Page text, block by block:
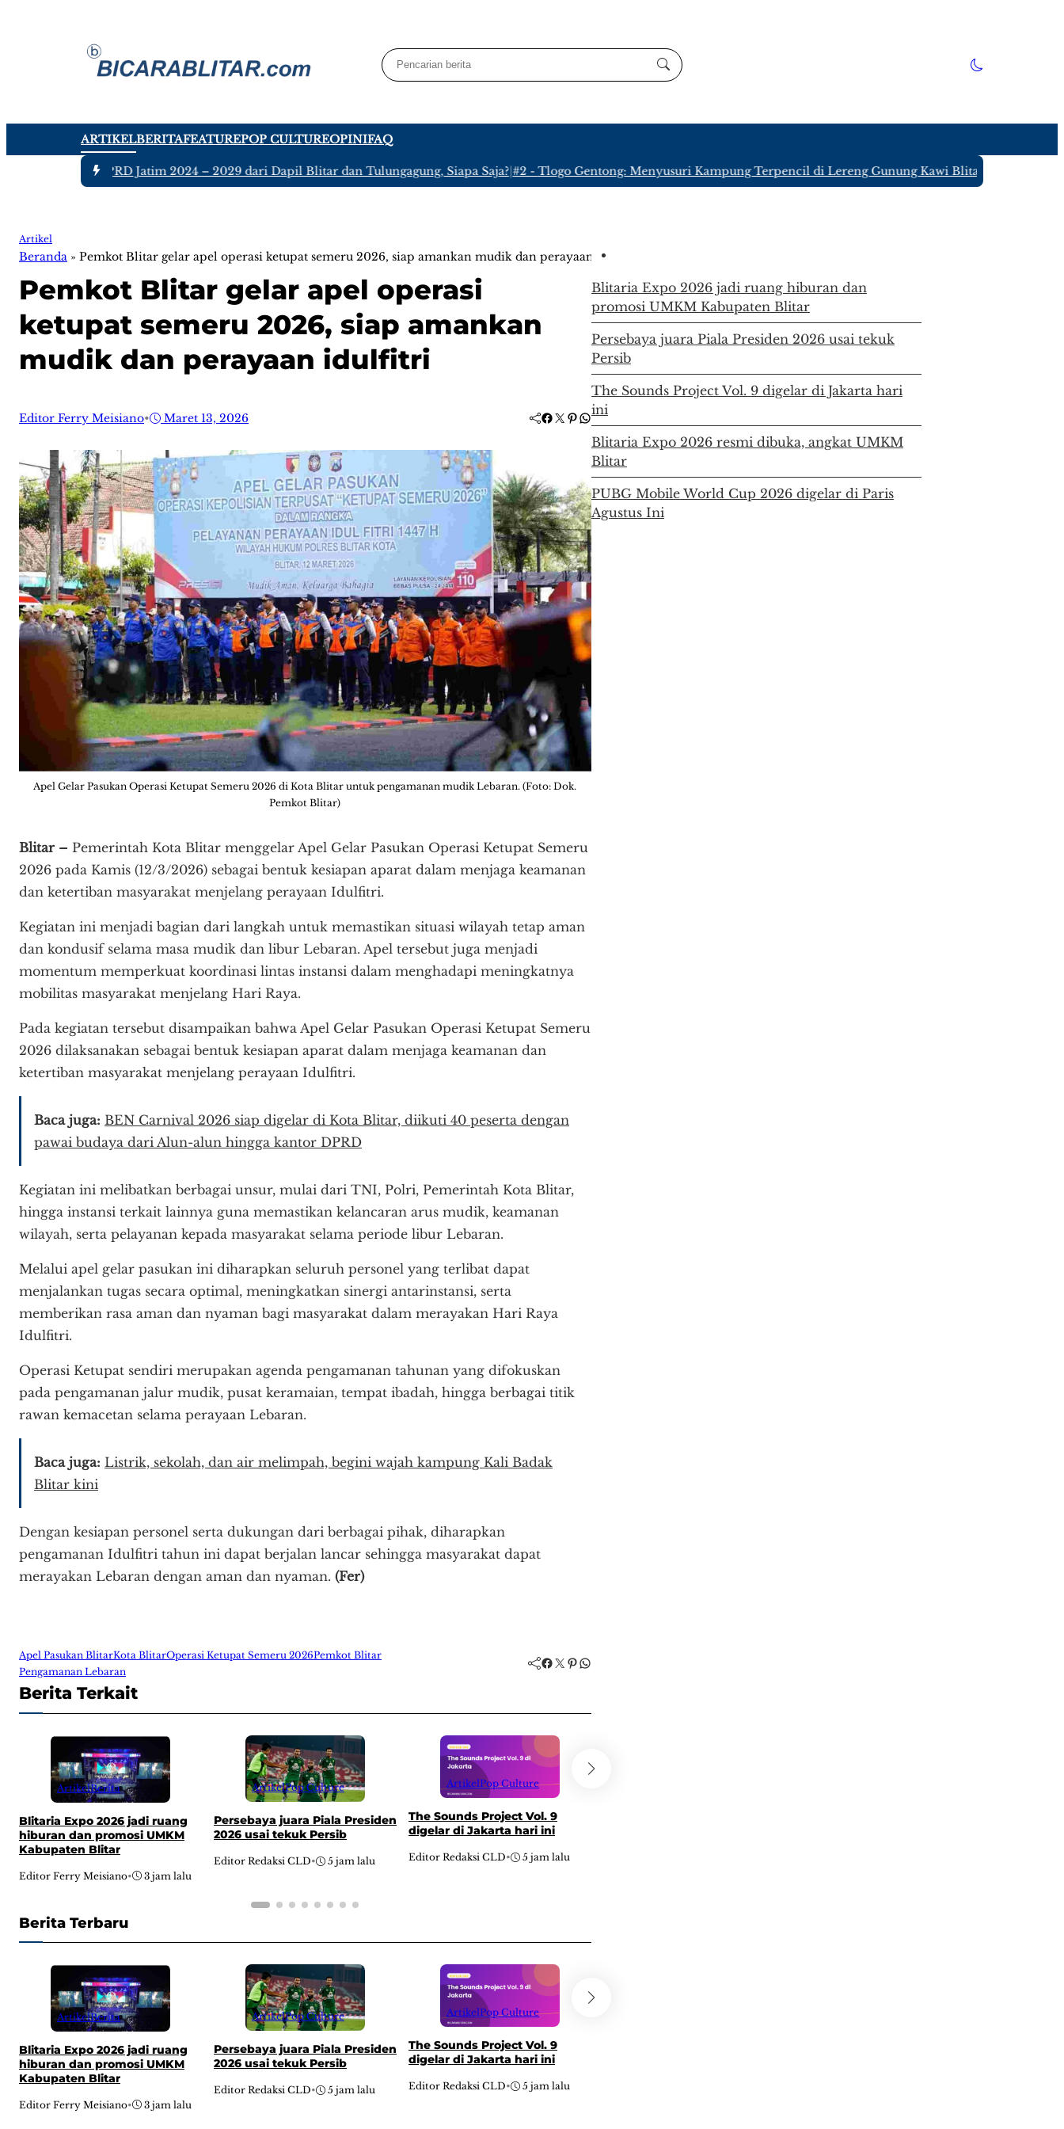
ARTIKELBERITAFEATUREPOP CULTUREOPINIFAQ
Anggota DPRD Jatim 2024 – 2029 dari Dapil Blitar dan Tulungagung, Siapa Saja?|#2 -Tlogo Gentong: Menyusuri Kampung Terpencil di Lereng Gunung Kawi Blitar yang Hanya
Artikel
Beranda » Pemkot Blitar gelar apel operasi ketupat semeru 2026, siap amankan mudik dan perayaan idulfitri
Pemkot Blitar gelar apel operasi
ketupat semeru 2026, siap amankan
mudik dan perayaan idulfitri
Editor Ferry Meisiano• Maret 13, 2026 Facebook Twitter Pinterest WhatsApp
Apel Gelar Pasukan Operasi Ketupat Semeru 2026 di Kota Blitar untuk pengamanan mudik Lebaran. (Foto: Dok.
Pemkot Blitar)
Blitar – Pemerintah Kota Blitar menggelar Apel Gelar Pasukan Operasi Ketupat Semeru
2026 pada Kamis (12/3/2026) sebagai bentuk kesiapan aparat dalam menjaga keamanan
dan ketertiban masyarakat menjelang perayaan Idulfitri.
Kegiatan ini menjadi bagian dari langkah untuk memastikan situasi wilayah tetap aman
dan kondusif selama masa mudik dan libur Lebaran. Apel tersebut juga menjadi
momentum memperkuat koordinasi lintas instansi dalam menghadapi meningkatnya
mobilitas masyarakat menjelang Hari Raya.
Pada kegiatan tersebut disampaikan bahwa Apel Gelar Pasukan Operasi Ketupat Semeru
2026 dilaksanakan sebagai bentuk kesiapan aparat dalam menjaga keamanan dan
ketertiban masyarakat menjelang perayaan Idulfitri.
Baca juga: BEN Carnival 2026 siap digelar di Kota Blitar, diikuti 40 peserta dengan
pawai budaya dari Alun-alun hingga kantor DPRD
Kegiatan ini melibatkan berbagai unsur, mulai dari TNI, Polri, Pemerintah Kota Blitar,
hingga instansi terkait lainnya guna memastikan kelancaran arus mudik, keamanan
wilayah, serta pelayanan kepada masyarakat selama periode libur Lebaran.
Melalui apel gelar pasukan ini diharapkan seluruh personel yang terlibat dapat
menjalankan tugas secara optimal, meningkatkan sinergi antarinstansi, serta
memberikan rasa aman dan nyaman bagi masyarakat dalam merayakan Hari Raya
Idulfitri.
Operasi Ketupat sendiri merupakan agenda pengamanan tahunan yang difokuskan
pada pengamanan jalur mudik, pusat keramaian, tempat ibadah, hingga berbagai titik
rawan kemacetan selama perayaan Lebaran.
Baca juga: Listrik, sekolah, dan air melimpah, begini wajah kampung Kali Badak
Blitar kini
Dengan kesiapan personel serta dukungan dari berbagai pihak, diharapkan
pengamanan Idulfitri tahun ini dapat berjalan lancar sehingga masyarakat dapat
merayakan Lebaran dengan aman dan nyaman. (Fer)
Apel Pasukan BlitarKota BlitarOperasi Ketupat Semeru 2026Pemkot Blitar
Pengamanan Lebaran
Facebook Twitter Pinterest WhatsApp
Berita Terkait
ArtikelBerita
Blitaria Expo 2026 jadi ruang
hiburan dan promosi UMKM
Kabupaten Blitar
Editor Ferry Meisiano• 3 jam lalu
ArtikelPop Culture
Persebaya juara Piala Presiden
2026 usai tekuk Persib
Editor Redaksi CLD• 5 jam lalu
ArtikelPop Culture
The Sounds Project Vol. 9
digelar di Jakarta hari ini
Editor Redaksi CLD• 5 jam lalu
Berita Terbaru
ArtikelBerita
Blitaria Expo 2026 jadi ruang
hiburan dan promosi UMKM
Kabupaten Blitar
Editor Ferry Meisiano• 3 jam lalu
ArtikelPop Culture
Persebaya juara Piala Presiden
2026 usai tekuk Persib
Editor Redaksi CLD• 5 jam lalu
ArtikelPop Culture
The Sounds Project Vol. 9
digelar di Jakarta hari ini
Editor Redaksi CLD• 5 jam lalu
Blitaria Expo 2026 jadi ruang hiburan dan
promosi UMKM Kabupaten Blitar
Persebaya juara Piala Presiden 2026 usai tekuk
Persib
The Sounds Project Vol. 9 digelar di Jakarta hari
ini
Blitaria Expo 2026 resmi dibuka, angkat UMKM
Blitar
PUBG Mobile World Cup 2026 digelar di Paris
Agustus Ini